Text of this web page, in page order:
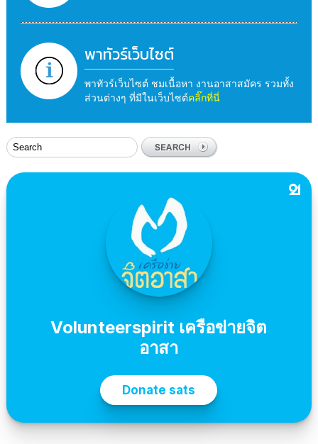
พาทัวร์เว็บไซต์
พาทัวร์เว็บไซต์ ชมเนื้อหา งานอาสาสมัคร รวมทั้ง
ส่วนต่างๆ ที่มีในเว็บไซต์คลิ๊กที่นี่